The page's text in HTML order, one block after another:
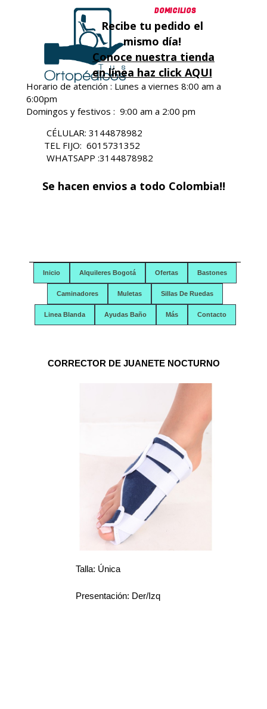
DOMICILIOS
Recibe tu pedido el
mismo día!
Conoce nuestra tienda
en línea haz click AQUI
Se hacen envios a todo Colombia!!
Horario de atención : Lunes a viernes 8:00 am a
6:00pm
Domingos y festivos : 9:00 am a 2:00 pm
CÉLULAR: 3144878982
TEL FIJO: 6015731352
WHATSAPP :3144878982
Inicio Alquileres Bogotá Ofertas Bastones
Caminadores Muletas Sillas De Ruedas
Linea Blanda Ayudas Baño Más Contacto
CORRECTOR DE JUANETE NOCTURNO
Talla: Única
Presentación: Der/Izq